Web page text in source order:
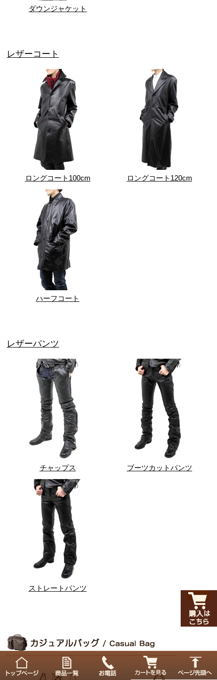
ダウンジャケット
レザーコート
ロングコート100cm ロングコート120cm
ハーフコート
レザーパンツ
チャップス ブーツカットパンツ
ストレートパンツ